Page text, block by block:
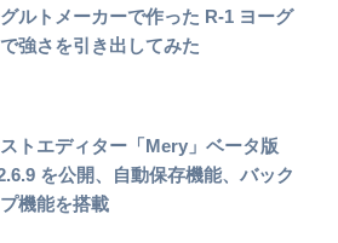
ルトメーカーで作った R-1 ヨーグ
強さを引き出してみた
トエディター「Mery」ベータ版
を公開、自動保存機能、バック
機能を搭載